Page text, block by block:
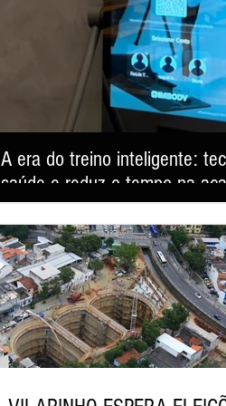
A era do treino inteligente:
saúde e reduz o tempo na
entregar performance, emagrecimento e